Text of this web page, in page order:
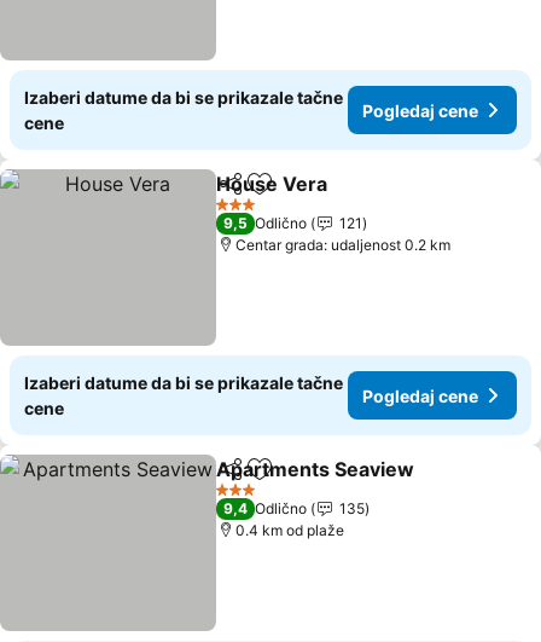
Izaberi datume da bi se prikazale tačne
cene
Pogledaj cene
Deli Dodati u favorite
House Vera
3 Zvezdice
9,5 Odlično
121
Centar grada: udaljenost 0.2 km
Izaberi datume da bi se prikazale tačne
cene
Pogledaj cene
Deli Dodati u favorite
Apartments Seaview
3 Zvezdice
9,4 Odlično
135
0.4 km od plaže